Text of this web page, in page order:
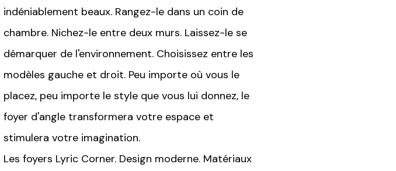
indéniablement beaux. Rangez-le dans un coin de
chambre. Nichez-le entre deux murs. Laissez-le se
démarquer de l'environnement. Choisissez entre les
modèles gauche et droit. Peu importe où vous le
placez, peu importe le style que vous lui donnez, le
foyer d'angle transformera votre espace et
stimulera votre imagination.
Les foyers Lyric Corner. Design moderne. Matériaux